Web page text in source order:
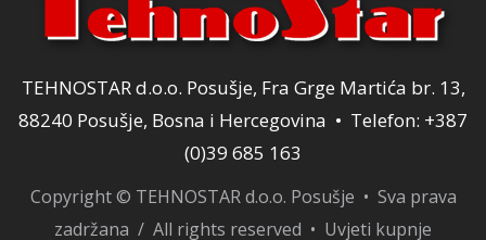
TEHNOSTAR d.o.o. Posušje, Fra Grge Martića br. 13,
88240 Posušje, Bosna i Hercegovina • Telefon: +387
(0)39 685 163
Copyright © TEHNOSTAR d.o.o. Posušje • Sva prava
zadržana / All rights reserved • Uvjeti kupnje